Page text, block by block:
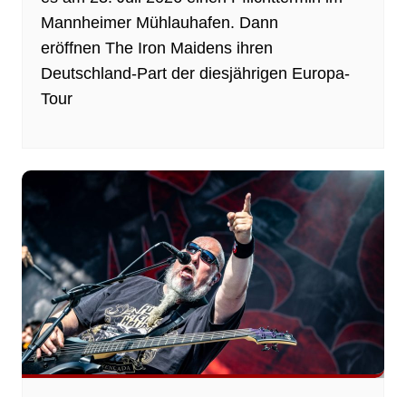
Mannheimer Mühlauhafen. Dann
eröffnen The Iron Maidens ihren
Deutschland-Part der diesjährigen Europa-
Tour